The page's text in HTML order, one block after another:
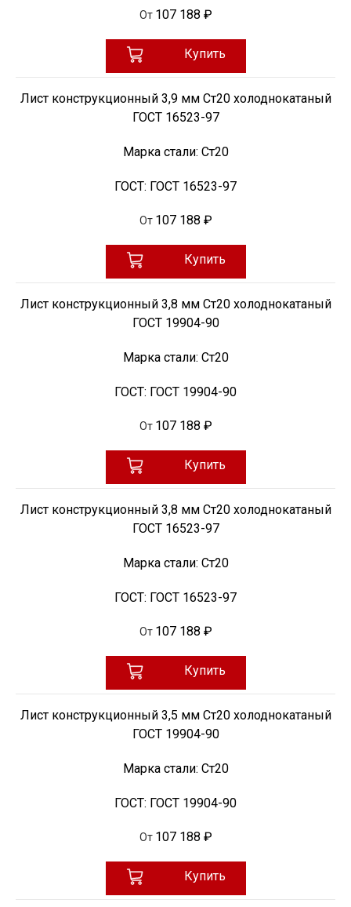
От 107 188 ₽
Купить
Лист конструкционный 3,9 мм Ст20 холоднокатаный
ГОСТ 16523-97
Марка стали: Ст20
ГОСТ: ГОСТ 16523-97
От 107 188 ₽
Купить
Лист конструкционный 3,8 мм Ст20 холоднокатаный
ГОСТ 19904-90
Марка стали: Ст20
ГОСТ: ГОСТ 19904-90
От 107 188 ₽
Купить
Лист конструкционный 3,8 мм Ст20 холоднокатаный
ГОСТ 16523-97
Марка стали: Ст20
ГОСТ: ГОСТ 16523-97
От 107 188 ₽
Купить
Лист конструкционный 3,5 мм Ст20 холоднокатаный
ГОСТ 19904-90
Марка стали: Ст20
ГОСТ: ГОСТ 19904-90
От 107 188 ₽
Купить